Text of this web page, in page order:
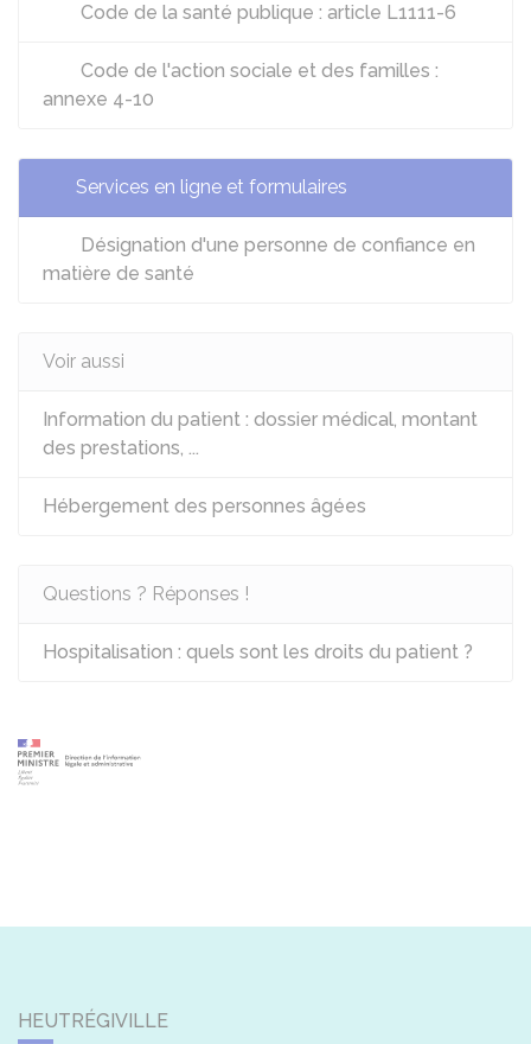
Code de la santé publique : article L1111-6
Code de l'action sociale et des familles :
annexe 4-10
Services en ligne et formulaires
Désignation d'une personne de confiance en
matière de santé
Voir aussi
Information du patient : dossier médical, montant
des prestations, ...
Hébergement des personnes âgées
Questions ? Réponses !
Hospitalisation : quels sont les droits du patient ?
HEUTRÉGIVILLE